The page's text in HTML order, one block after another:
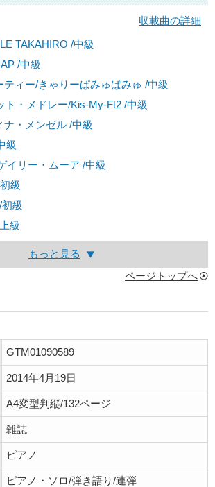
収載曲の詳細
TAKAHIRO /中級
/中級
ティー/きゃりーぱみゅぱみゅ /中級
ト・メドレー/Kis-My-Ft2 /中級
ナ・メンゼル /中級
級
イリー・ムーア /中級
級
/初級
級
もっと見る
ページトップへ
GTM01090589
2014年4月19日
A4変型判縦/132ページ
雑誌
ピアノ
ピアノ・ソロ/弾き語り/連弾